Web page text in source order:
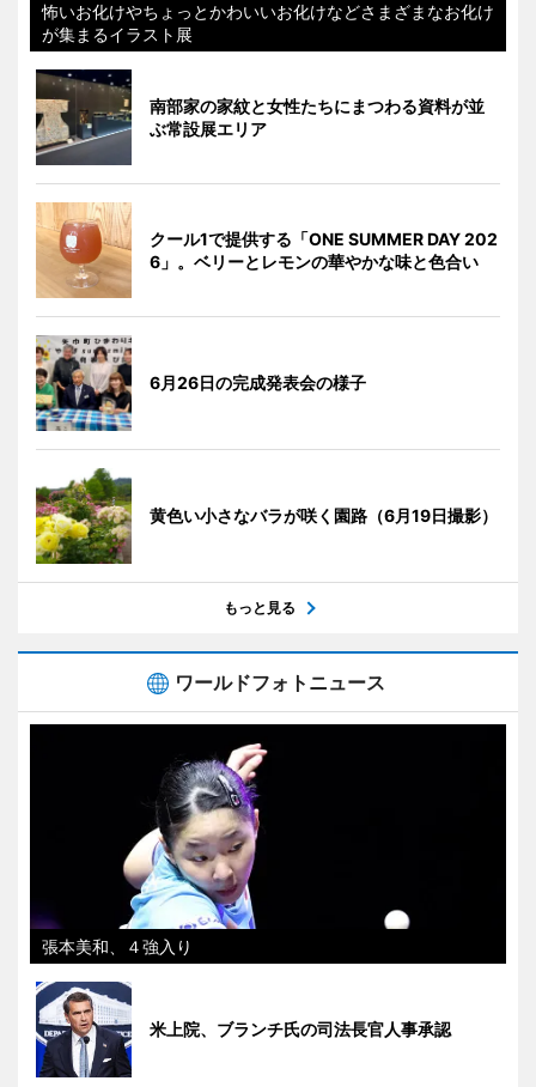
怖いお化けやちょっとかわいいお化けなどさまざまなお化け
が集まるイラスト展
南部家の家紋と女性たちにまつわる資料が並
ぶ常設展エリア
クール1で提供する「ONE SUMMER DAY 202
6」。ベリーとレモンの華やかな味と色合い
6月26日の完成発表会の様子
黄色い小さなバラが咲く園路（6月19日撮影）
もっと見る
ワールドフォトニュース
張本美和、４強入り
米上院、ブランチ氏の司法長官人事承認